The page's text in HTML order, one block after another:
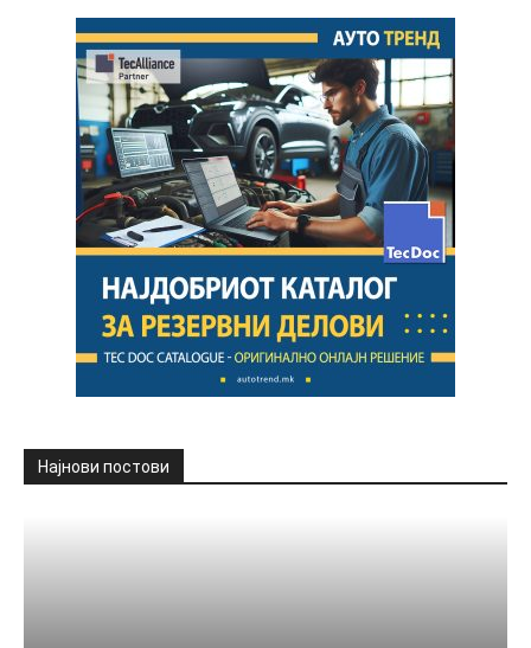
Најнови постови